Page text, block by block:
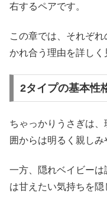
右するペアです。
この章では、それぞ
かれ合う理由を詳しく
2タイプの基本性
ちゃっかりうさぎは
囲からは明るく親しみ
一方、隠れベイビー
は甘えたい気持ちを隠